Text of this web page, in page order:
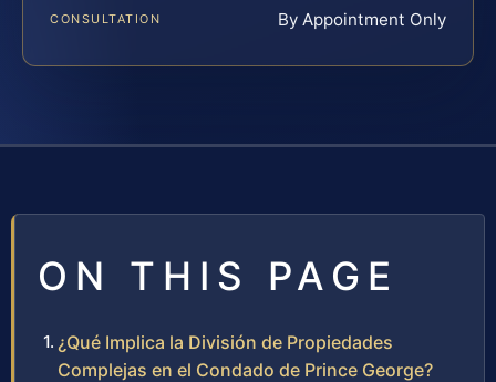
CONSULTATION By Appointment Only
ON THIS PAGE
¿Qué Implica la División de Propiedades
Complejas en el Condado de Prince George?